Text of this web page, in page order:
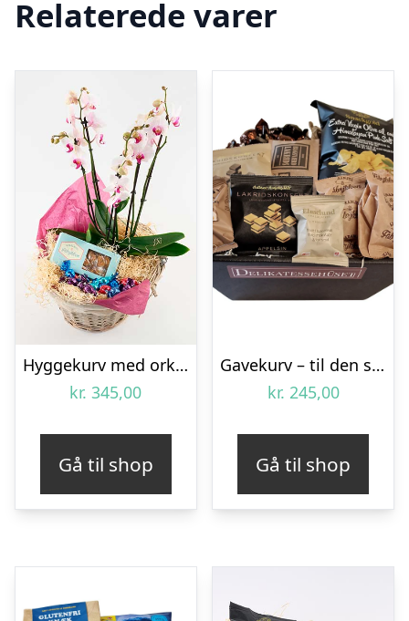
Relaterede varer
Hyggekurv med orkidé og godter – Send blomster med Bloomit
kr. 345,00
Gå til shop
Gavekurv – til den sliksultne
kr. 245,00
Gå til shop